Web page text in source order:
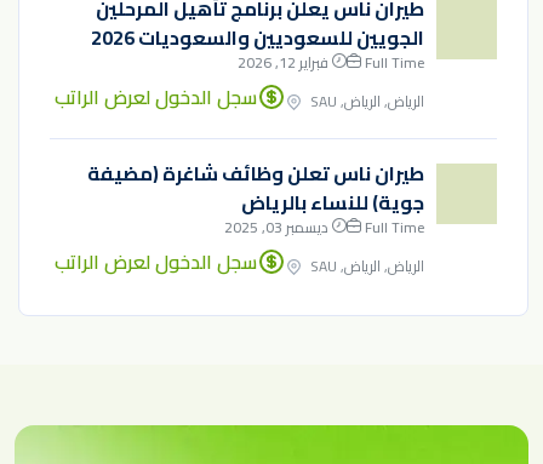
طيران ناس يعلن برنامج تأهيل المرحلين
الجويين للسعوديين والسعوديات 2026
Full Time
فبراير 12, 2026
الرياض, الرياض, SAU
سجل الدخول لعرض الراتب
طيران ناس تعلن وظائف شاغرة (مضيفة
جوية) للنساء بالرياض
Full Time
ديسمبر 03, 2025
الرياض, الرياض, SAU
سجل الدخول لعرض الراتب